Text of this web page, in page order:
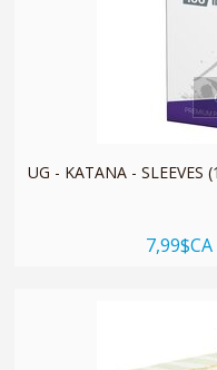
UG - KATANA - SLEEVES
7,99$CA